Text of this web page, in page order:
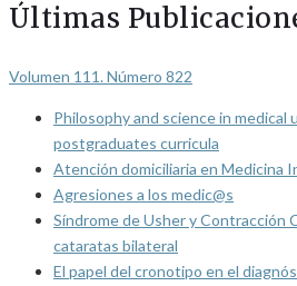
Últimas
Volumen 111. Número 822
Philosophy and science in medical
postgraduates curricula
Atención domiciliaria en Medicina
Agresiones a los medic@s
Síndrome de Usher y Contracción
cataratas bilateral
El papel del cronotipo en el